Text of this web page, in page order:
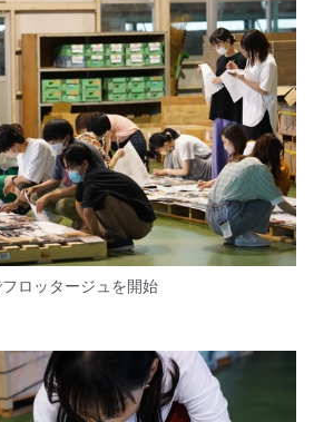
ロッタージュを開始